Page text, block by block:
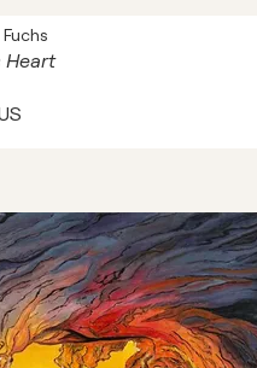
Heart